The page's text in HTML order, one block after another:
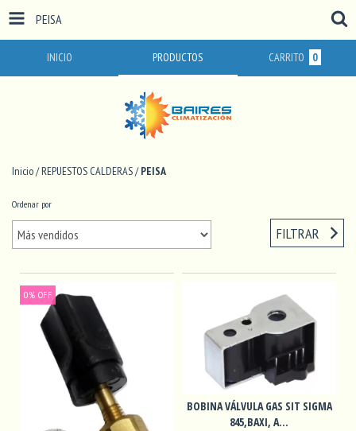
PEISA
INICIO PRODUCTOS CARRITO 0
Inicio/REPUESTOS CALDERAS/ PEISA
Ordenar por
FILTRAR
0% OFF
BOBINA VÁLVULA GAS SIT SIGMA
845,BAXI, A...